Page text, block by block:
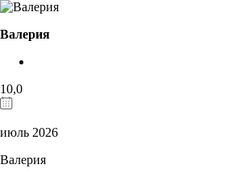
Валерия
10,0
июль 2026
Валерия